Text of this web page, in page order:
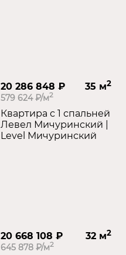
20 286 848 ₽ 35 м2
579 624 ₽/м2
Квартира с 1 спальней
Левел Мичуринский |
Level Мичуринский
20 668 108 ₽ 32 м2
645 878 ₽/м2